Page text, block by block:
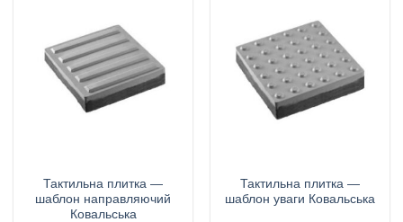
Тактильна плитка —
шаблон направляючий
Ковальська
Тактильна плитка —
шаблон уваги Ковальська